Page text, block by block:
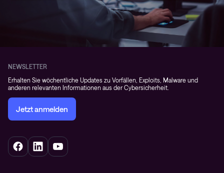
NEWSLETTER
Erhalten Sie wöchentliche Updates zu Vorfällen, Exploits, Malware und
anderen relevanten Informationen aus der Cybersicherheit.
Jetzt anmelden